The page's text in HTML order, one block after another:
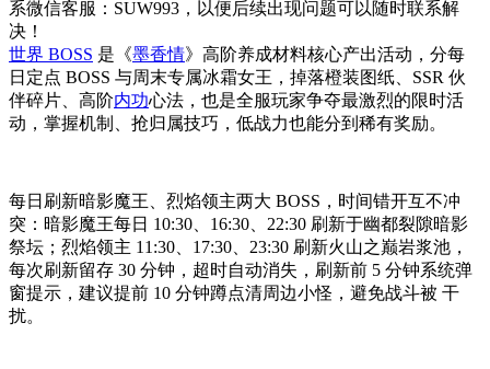
系微信客服：SUW993，以便后续出现问题可以随时联系解
决！
世界 BOSS 是《墨香情》高阶养成材料核心产出活动，分每
日定点 BOSS 与周末专属冰霜女王，掉落橙装图纸、SSR 伙
伴碎片、高阶内功心法，也是全服玩家争夺最激烈的限时活
动，掌握机制、抢归属技巧，低战力也能分到稀有奖励。
每日刷新暗影魔王、烈焰领主两大 BOSS，时间错开互不冲
突：暗影魔王每日 10:30、16:30、22:30 刷新于幽都裂隙暗影
祭坛；烈焰领主 11:30、17:30、23:30 刷新火山之巅岩浆池，
每次刷新留存 30 分钟，超时自动消失，刷新前 5 分钟系统弹
窗提示，建议提前 10 分钟蹲点清周边小怪，避免战斗被 干
扰。